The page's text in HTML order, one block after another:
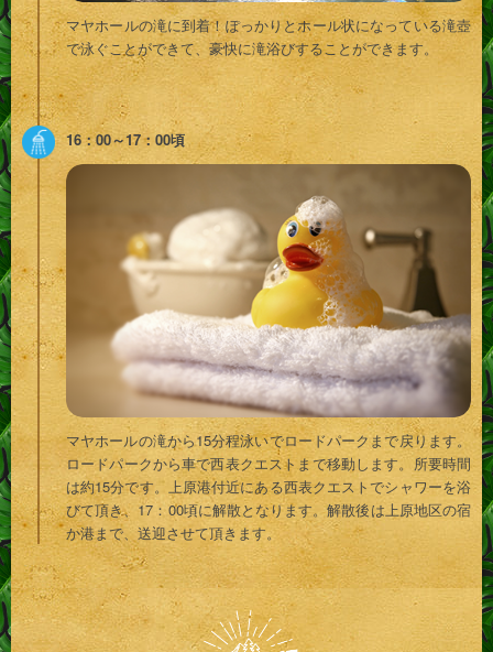
マヤホールの滝に到着！ぽっかりとホール状になっている滝壺
で泳ぐことができて、豪快に滝浴びすることができます。
16：00～17：00頃
マヤホールの滝から15分程泳いでロードパークまで戻ります。
ロードパークから車で西表クエストまで移動します。所要時間
は約15分です。上原港付近にある西表クエストでシャワーを浴
びて頂き、17：00頃に解散となります。解散後は上原地区の宿
か港まで、送迎させて頂きます。